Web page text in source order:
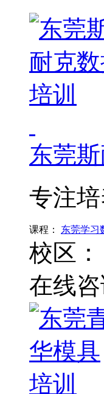
东莞
专注
课程： 东莞学习
校区：
在线